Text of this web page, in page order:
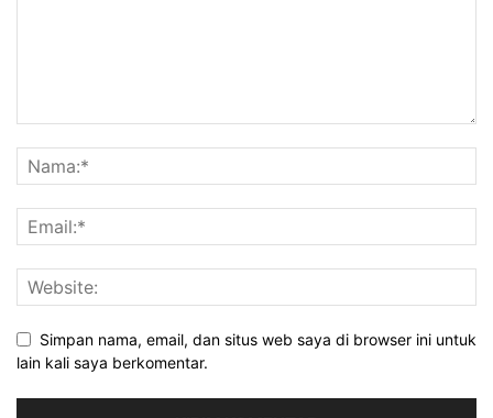
Simpan nama, email, dan situs web saya di browser ini untuk
lain kali saya berkomentar.